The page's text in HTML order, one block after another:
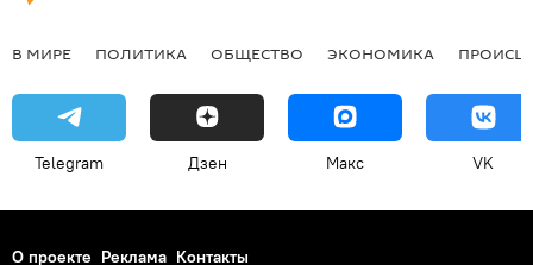
В МИРЕ ПОЛИТИКА ОБЩЕСТВО ЭКОНОМИКА
Telegram Дзен Макс VK
О проекте Реклама Контакты